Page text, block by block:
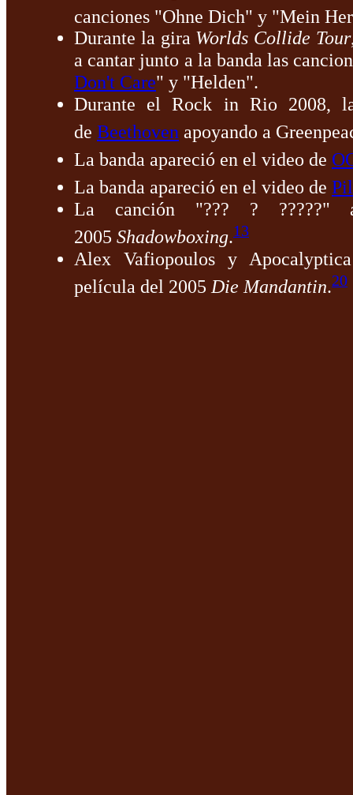
canciones "Ohne Dich" y "Mein
Durante la gira Worlds Collide Tour
a cantar junto a la banda las
Don't Care" y "Helden".
Durante el Rock in Rio 2008,
de Beethoven apoyando a
La banda apareció en el video de
La banda apareció en el video de
La canción "??? ? ?????"
2005 Shadowboxing.13
Alex Vafiopoulos y
película del 2005 Die Mandantin.20